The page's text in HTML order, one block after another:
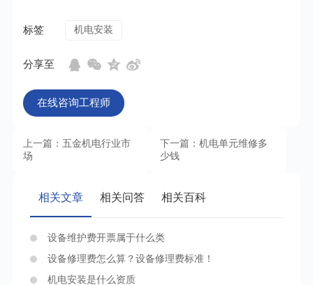
标签 机电安装
分享至
在线咨询工程师
上一篇：五金机电行业市
场
下一篇：机电单元维修多
少钱
相关文章 相关问答 相关百科
设备维护费开票属于什么类
设备修理费怎么算？设备修理费标准！
机电安装是什么资质